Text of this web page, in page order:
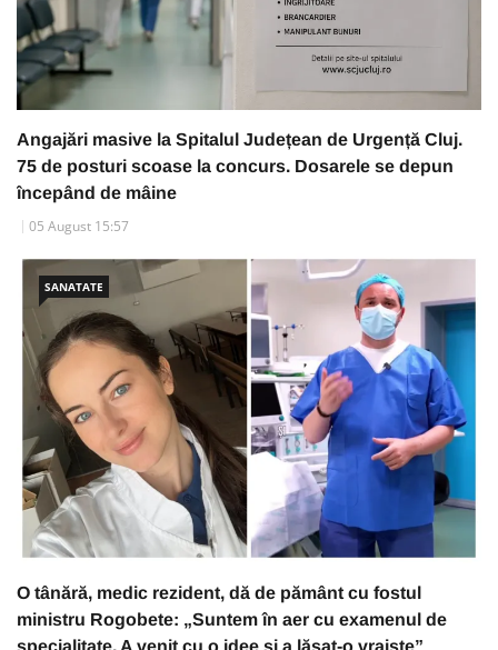
Angajări masive la Spitalul Județean de Urgență Cluj.
75 de posturi scoase la concurs. Dosarele se depun
începând de mâine
05 August 15:57
SANATATE
O tânără, medic rezident, dă de pământ cu fostul
ministru Rogobete: „Suntem în aer cu examenul de
specialitate. A venit cu o idee și a lăsat-o vraiște”